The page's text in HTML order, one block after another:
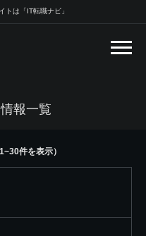
トは「IT転職ナビ」
報一覧
件を表示）